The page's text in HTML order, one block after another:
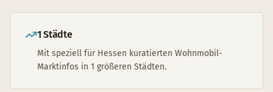
1 Städte
Mit speziell für Hessen kuratierten Wohnmobil-
Marktinfos in 1 größeren Städten.